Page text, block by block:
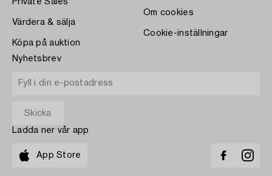
Private Sales
Värdera & sälja
Köpa på auktion
Om cookies
Cookie-inställningar
Nyhetsbrev
Ladda ner vår app
App Store